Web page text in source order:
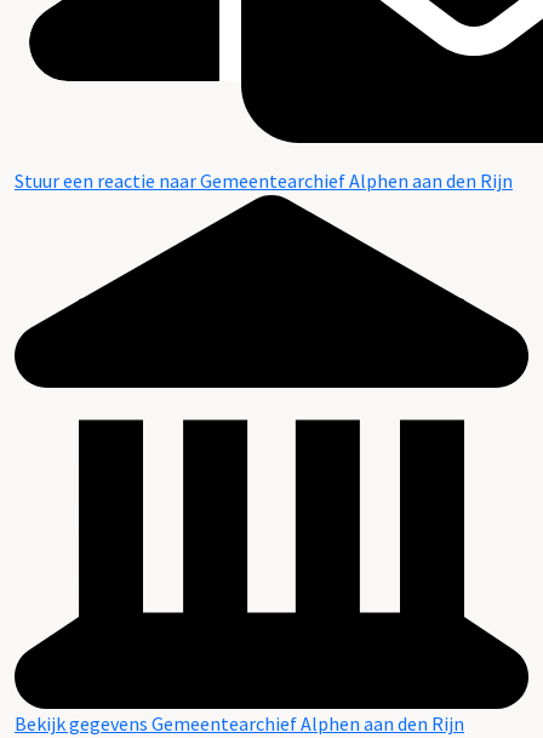
Stuur een reactie naar Gemeentearchief Alphen aan den Rijn
Bekijk gegevens Gemeentearchief Alphen aan den Rijn